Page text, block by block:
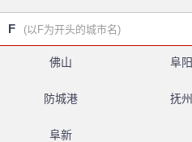
F (以F为开头的城市名)
佛山 阜阳
防城港 抚州
阜新